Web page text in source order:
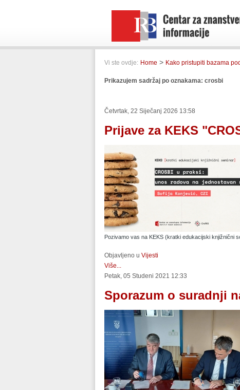
Vi ste ovdje: Home > Kako pristupiti bazama
Prikazujem sadržaj po oznakama: crosbi
Četvrtak, 22 Siječanj 2026 13:58
Prijave za KEKS
Pozivamo vas na KEKS (kratki edukacijski knjižnični
Objavljeno u Vijesti
Više...
Petak, 05 Studeni 2021 12:33
Sporazum o suradnji